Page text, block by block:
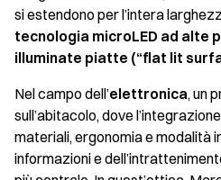
si estendono per l’intera
tecnologia microLED ad alte
illuminate piatte (“flat lit
Nel campo dell’elettronica, un
sull’abitacolo, dove
materiali, ergonomia e modalità
informazioni e